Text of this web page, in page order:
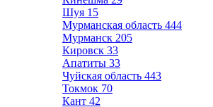
Шуя 15
Мурманская область 444
Мурманск 205
Кировск 33
Апатиты 33
Чуйская область 443
Токмок 70
Кант 42